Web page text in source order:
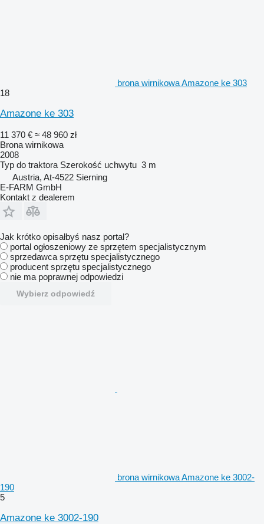
brona wirnikowa Amazone ke 303
18
Amazone ke 303
11 370 € ≈ 48 960 zł
Brona wirnikowa
2008
Typ do traktora Szerokość uchwytu 3 m
Austria, At-4522 Sierning
E-FARM GmbH
Kontakt z dealerem
Jak krótko opisałbyś nasz portal?
portal ogłoszeniowy ze sprzętem specjalistycznym
sprzedawca sprzętu specjalistycznego
producent sprzętu specjalistycznego
nie ma poprawnej odpowiedzi
Wybierz odpowiedź
brona wirnikowa Amazone ke 3002-
190
5
Amazone ke 3002-190